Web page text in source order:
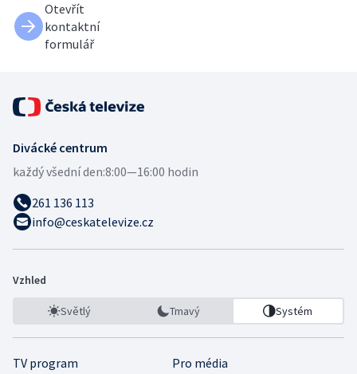
Otevřít
kontaktní
formulář
Divácké centrum
každý všední den:8:00—16:00 hodin
261 136 113
info@ceskatelevize.cz
Vzhled
Světlý Tmavý Systém
TV program
Pro média